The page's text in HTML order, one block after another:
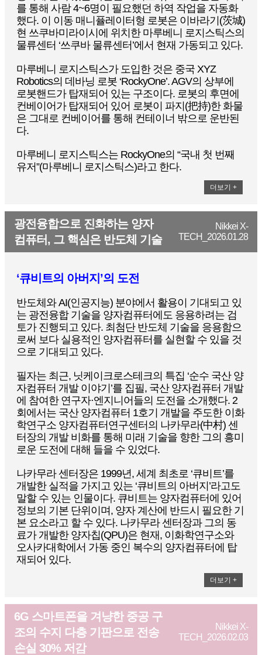
를 통해 사람 4~6명이 필요했던 하역 작업을 자동화
했다. 이 이동 매니퓰레이터형 로봇은 이바라기(茨城)
현 쓰쿠바미라이시에 위치한 마루베니 로지스틱스의
물류센터 ‘쓰쿠바 물류센터’에서 현재 가동되고 있다.
마루베니 로지스틱스가 도입한 것은 중국 XYZ
Robotics의 데바닝 로봇 ‘RockyOne’. AGV의 상부에
로봇핸드가 탑재되어 있는 구조이다. 로봇의 후면에
컨베이어가 탑재되어 있어 로봇이 파지(把持)한 화물
은 그대로 컨베이어를 통해 컨테이너 밖으로 운반된
다.
마루베니 로지스틱스는 RockyOne의 “국내 첫 번째
유저”(마루베니 로지스틱스)라고 한다.
더보기 +
광전융합으로 진화하는 양자
컴퓨터, 그 핵심은 반도체 기술
Nikkei X-
TECH_2026.01.28
‘큐비트의 아버지’의 도전
반도체와 AI(인공지능) 분야에서 활용이 기대되고 있
는 광전융합 기술을 양자컴퓨터에도 응용하려는 검
토가 진행되고 있다. 최첨단 반도체 기술을 응용함으
로써 보다 실용적인 양자컴퓨터를 실현할 수 있을 것
으로 기대되고 있다.
필자는 최근, 닛케이크로스테크의 특집 ‘순수 국산 양
자컴퓨터 개발 이야기’를 집필, 국산 양자컴퓨터 개발
에 참여한 연구자·엔지니어들의 도전을 소개했다. 2
회에서는 국산 양자컴퓨터 1호기 개발을 주도한 이화
학연구소 양자컴퓨터연구센터의 나카무라(中村) 센
터장의 개발 비화를 통해 미래 기술을 향한 그의 흥미
로운 도전에 대해 들을 수 있었다.
나카무라 센터장은 1999년, 세계 최초로 ‘큐비트’를
개발한 실적을 가지고 있는 ‘큐비트의 아버지’라고도
말할 수 있는 인물이다. 큐비트는 양자컴퓨터에 있어
정보의 기본 단위이며, 양자 계산에 반드시 필요한 기
본 요소라고 할 수 있다. 나카무라 센터장과 그의 동
료가 개발한 양자칩(QPU)은 현재, 이화학연구소와
오사카대학에서 가동 중인 복수의 양자컴퓨터에 탑
재되어 있다.
더보기 +
6G 스마트폰을 겨냥한 중공 구
조의 수지 다층 기판으로 전송
손실 30% 저감
Nikkei X-
TECH_2026.02.03